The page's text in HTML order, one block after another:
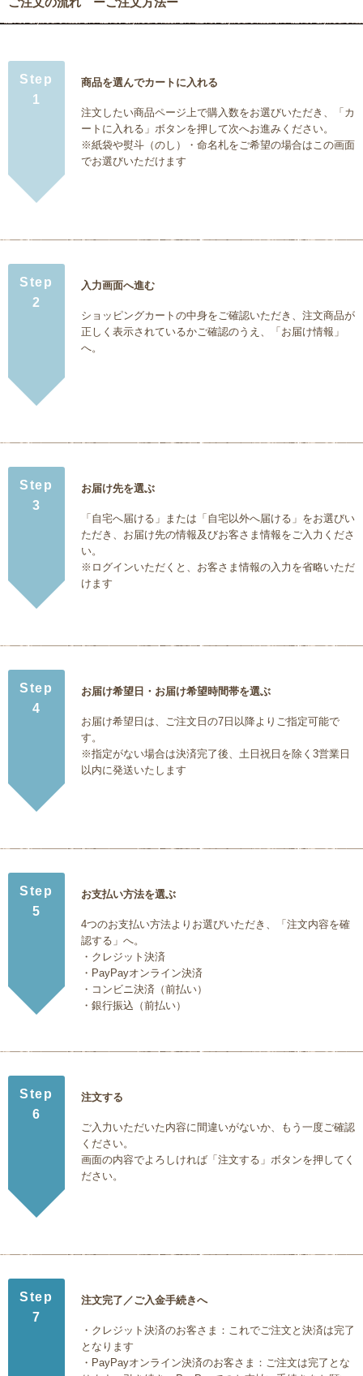
Step
1
商品を選んでカートに入れる
注文したい商品ページ上で購入数をお選びいただき、「カ
ートに入れる」ボタンを押して次へお進みください。
※紙袋や熨斗（のし）・命名札をご希望の場合はこの画面
でお選びいただけます
Step
2
入力画面へ進む
ショッピングカートの中身をご確認いただき、注文商品が
正しく表示されているかご確認のうえ、「お届け情報」
へ。
Step
3
お届け先を選ぶ
「自宅へ届ける」または「自宅以外へ届ける」をお選びい
ただき、お届け先の情報及びお客さま情報をご入力くださ
い。
※ログインいただくと、お客さま情報の入力を省略いただ
けます
Step
4
お届け希望日・お届け希望時間帯を選ぶ
お届け希望日は、ご注文日の7日以降よりご指定可能で
す。
※指定がない場合は決済完了後、土日祝日を除く3営業日
以内に発送いたします
Step
5
お支払い方法を選ぶ
4つのお支払い方法よりお選びいただき、「注文内容を確
認する」へ。
・クレジット決済
・PayPayオンライン決済
・コンビニ決済（前払い）
・銀行振込（前払い）
Step
6
注文する
ご入力いただいた内容に間違いがないか、もう一度ご確認
ください。
画面の内容でよろしければ「注文する」ボタンを押してく
ださい。
Step
7
注文完了／ご入金手続きへ
・クレジット決済のお客さま：これでご注文と決済は完了
となります
・PayPayオンライン決済のお客さま：ご注文は完了とな